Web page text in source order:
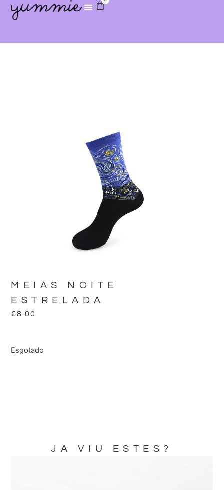
MEIAS NOITE
ESTRELADA
€8.00
Esgotado
JA VIU ESTES?